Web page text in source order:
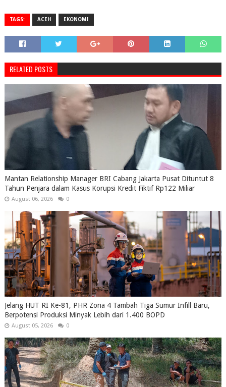
TAGS: ACEH EKONOMI
RELATED POSTS
Mantan Relationship Manager BRI Cabang Jakarta Pusat Dituntut 8
Tahun Penjara dalam Kasus Korupsi Kredit Fiktif Rp122 Miliar
August 06, 2026 0
Jelang HUT RI Ke-81, PHR Zona 4 Tambah Tiga Sumur Infill Baru,
Berpotensi Produksi Minyak Lebih dari 1.400 BOPD
August 05, 2026 0